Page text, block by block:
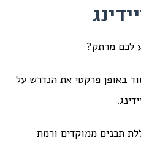
לכם מרתק?
באופן פרקטי את הנדרש על
תכנים ממוקדים ורמת